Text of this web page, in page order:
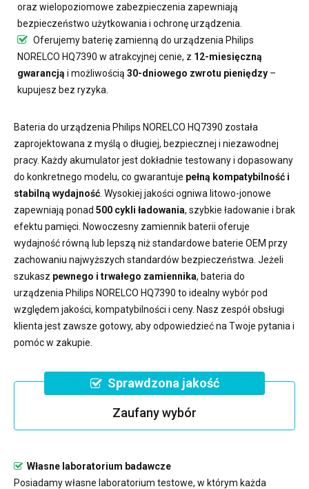
oraz wielopoziomowe zabezpieczenia zapewniają
bezpieczeństwo użytkowania i ochronę urządzenia.
Oferujemybaterię zamienną do urządzenia Philips
NORELCO HQ7390 w atrakcyjnej cenie, z 12-miesięczną
gwarancją i możliwością 30-dniowego zwrotu pieniędzy –
kupujesz bez ryzyka.
Bateria do urządzenia Philips NORELCO HQ7390 została
zaprojektowana z myślą o długiej, bezpiecznej i niezawodnej
pracy. Każdy akumulator jest dokładnie testowany i dopasowany
do konkretnego modelu, co gwarantuje pełną kompatybilność i
stabilną wydajność . Wysokiej jakości ogniwa litowo-jonowe
zapewniają ponad 500 cykli ładowania, szybkie ładowanie i brak
efektu pamięci. Nowoczesny zamiennik baterii oferuje
wydajność równą lub lepszą niż standardowe baterie OEM przy
zachowaniu najwyższych standardów bezpieczeństwa. Jeżeli
szukasz pewnego i trwałego zamiennika, bateria do
urządzenia Philips NORELCO HQ7390 to idealny wybór pod
względem jakości, kompatybilności i ceny. Nasz zespół obsługi
klienta jest zawsze gotowy, aby odpowiedzieć na Twoje pytania i
pomóc w zakupie.
Sprawdzona jakość
Zaufany wybór
Własne laboratorium badawcze
Posiadamy własne laboratorium testowe, w którym każda